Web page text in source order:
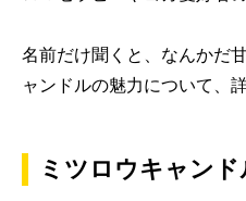
名前だけ聞くと、なんかだ
ャンドルの魅力について、
ミツロウキャン